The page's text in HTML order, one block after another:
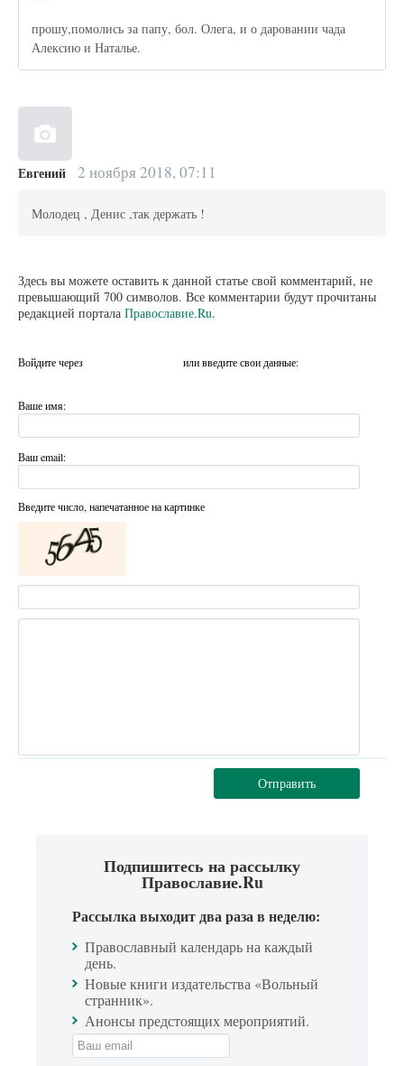
прошу,помолись за папу, бол. Олега, и о даровании чада
Алексию и Наталье.
Евгений 2 ноября 2018, 07:11
Молодец , Денис ,так держать !
Здесь вы можете оставить к данной статье свой комментарий, не
превышающий 700 символов. Все комментарии будут прочитаны
редакцией портала Православие.Ru.
Войдите через или введите свои данные:
Ваше имя:
Ваш email:
Введите число, напечатанное на картинке
Отправить
Подпишитесь на рассылку
Православие.Ru
Рассылка выходит два раза в неделю:
Православный календарь на каждый
день.
Новые книги издательства «Вольный
странник».
Анонсы предстоящих мероприятий.